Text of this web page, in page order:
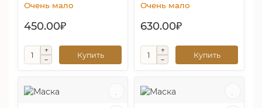
Очень мало
450.00₽
Купить
Очень мало
630.00₽
Купить